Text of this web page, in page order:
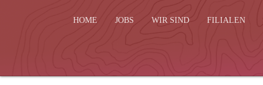
HOME JOBS WIR SIND FILIALEN